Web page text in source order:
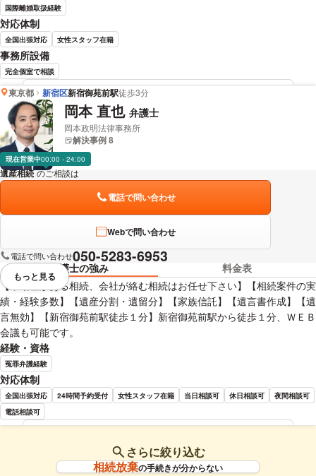
国際離婚取扱経験
対応体制
全国出張対応 女性スタッフ在籍
事務所設備
完全個室で相談
野島 梨恵 弁護士の詳細情報を見る
東京都 新宿区新宿御苑前駅徒歩3分
岡本 直也 弁護士
岡本政明法律事務所
解決事例 8
現在営業中00:00 - 24:00
遺産相続 のご相談は
電話で問い合わせ
Webで問い合わせ
電話で問い合わせ050-5283-6953
弁護士の強み
料金表
【不動産がある相続、会社が絡む相続はお任せ下さい】【相続案件の実
績・経験多数】【遺産分割・遺留分】【家族信託】【遺言書作成】【遺
言無効】【新宿御苑前駅徒歩１分】新宿御苑前駅から徒歩１分、ＷＥＢ
会議も可能です。
経験・資格
冤罪弁護経験
対応体制
全国出張対応 24時間予約受付 女性スタッフ在籍 当日相談可 休日相談可
夜間相談可
電話相談可
視覚的に省略されている要素を
もっと見る
さらに絞り込む
相続放棄の手続きが分からない